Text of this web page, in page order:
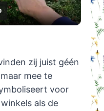
zij juist géén
mee te
voor
als de